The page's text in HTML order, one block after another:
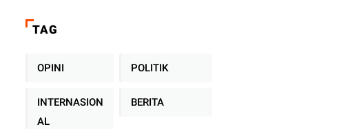
TAG
OPINI POLITIK
INTERNASION
AL
BERITA